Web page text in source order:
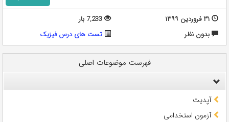
۳۱ فروردین ۱۳۹۹
7,233 بار
بدون نظر
تست های درس فیزیک
فهرست موضوعات اصلی
آپدیت
آزمون استخدامی